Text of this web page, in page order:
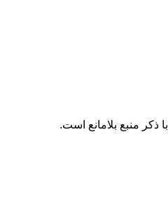
ذکر منبع بلامانع است.